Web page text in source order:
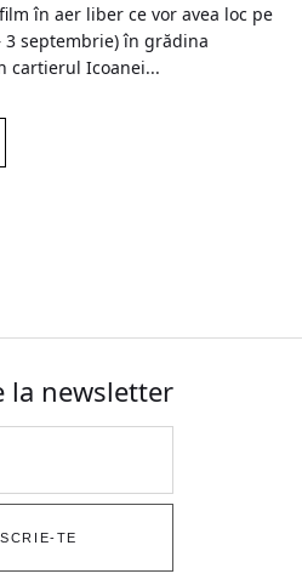
în aer liber ce vor avea loc pe
septembrie) în grădina
cartierul Icoanei...
la newsletter
TE